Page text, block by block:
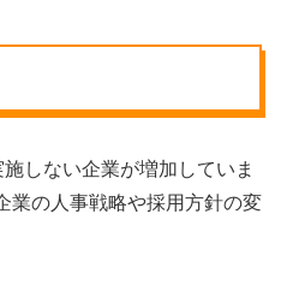
しない企業が増加していま
業の人事戦略や採用方針の変